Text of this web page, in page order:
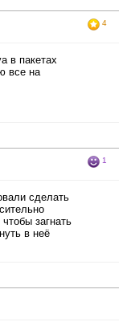
4
в пакетах
все на
1
сделать
загнать
в неё